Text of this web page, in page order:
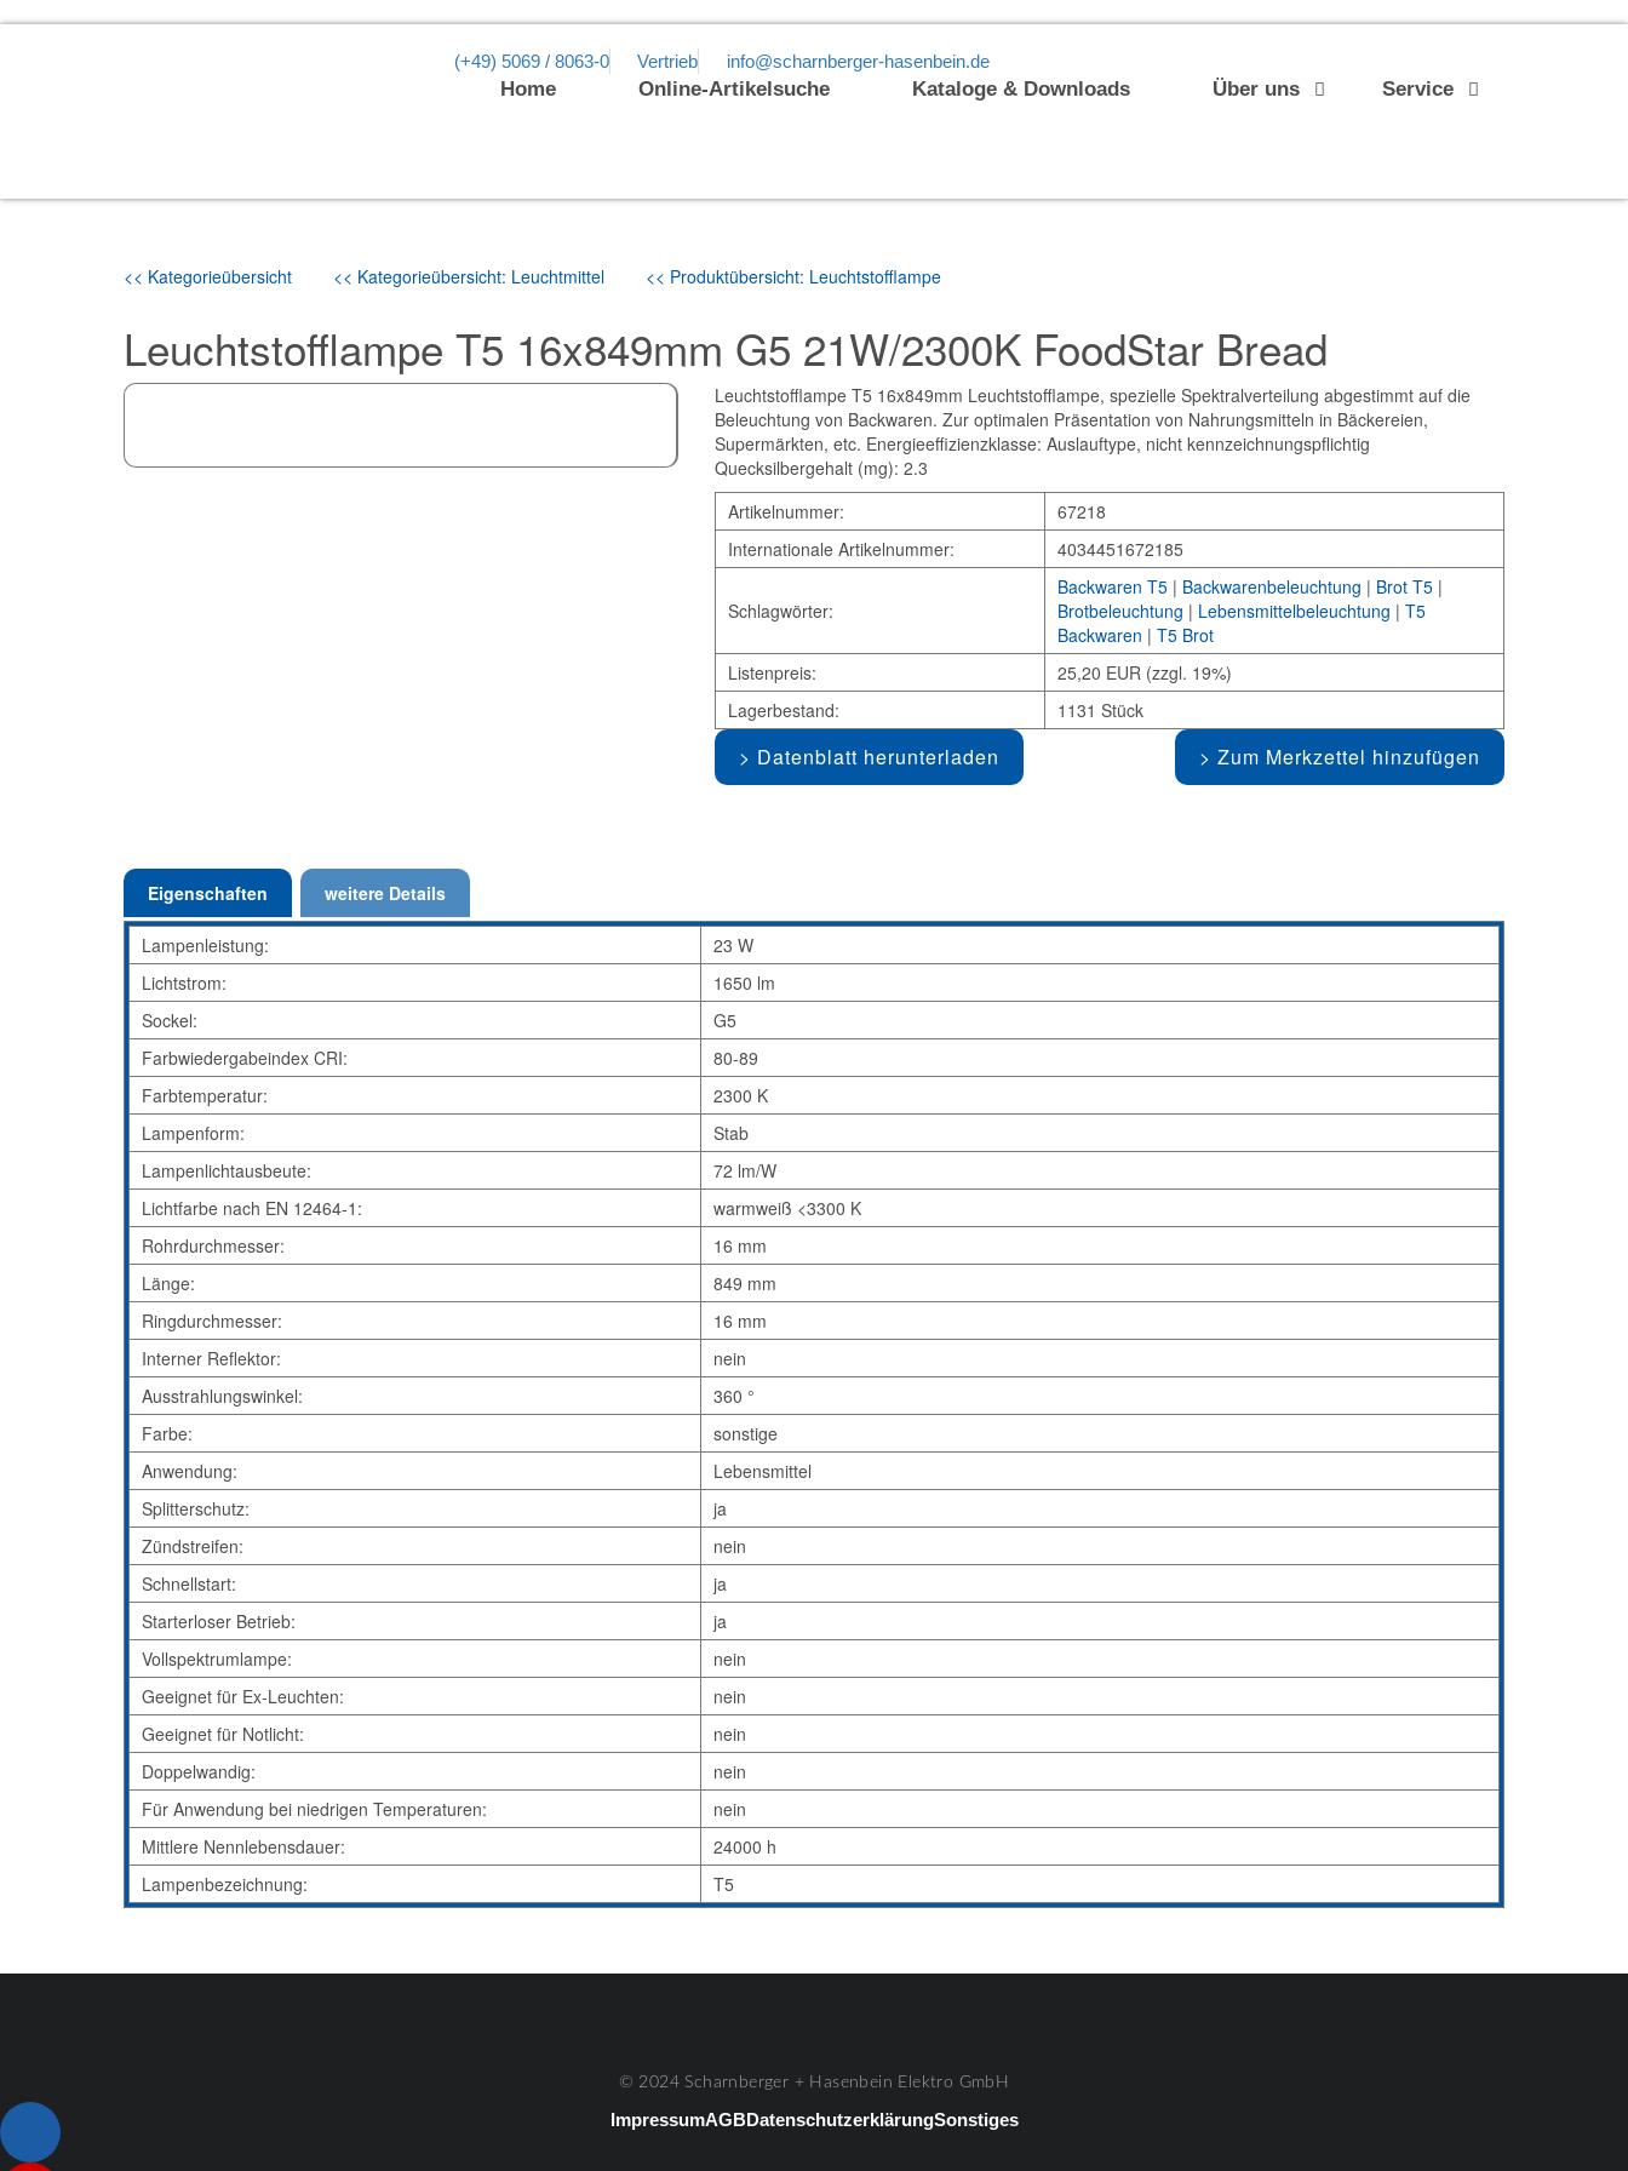
(+49) 5069 / 8063-0 Vertrieb info@scharnberger-hasenbein.de
Home Online-Artikelsuche Kataloge & Downloads Über uns Service
<< Kategorieübersicht << Kategorieübersicht: Leuchtmittel << Produktübersicht: Leuchtstofflampe
Leuchtstofflampe T5 16x849mm G5 21W/2300K FoodStar Bread
Leuchtstofflampe T5 16x849mm Leuchtstofflampe, spezielle Spektralverteilung abgestimmt auf die
Beleuchtung von Backwaren. Zur optimalen Präsentation von Nahrungsmitteln in Bäckereien,
Supermärkten, etc. Energieeffizienzklasse: Auslauftype, nicht kennzeichnungspflichtig
Quecksilbergehalt (mg): 2.3
Artikelnummer:
67218
Internationale Artikelnummer:
4034451672185
Schlagwörter:
Backwaren T5| Backwarenbeleuchtung | Brot T5|
Brotbeleuchtung | Lebensmittelbeleuchtung | T5
Backwaren | T5 Brot
Listenpreis:
25,20 EUR (zzgl. 19%)
Lagerbestand:
1131 Stück
Datenblatt herunterladen Zum Merkzettel hinzufügen
Eigenschaften weitere Details
Lampenleistung:
23 W
Lichtstrom:
1650 lm
Sockel:
G5
Farbwiedergabeindex CRI:
80-89
Farbtemperatur:
2300 K
Lampenform:
Stab
Lampenlichtausbeute:
72 lm/W
Lichtfarbe nach EN 12464-1:
warmweiß <3300 K
Rohrdurchmesser:
16 mm
Länge:
849 mm
Ringdurchmesser:
16 mm
Interner Reflektor:
nein
Ausstrahlungswinkel:
360 °
Farbe:
sonstige
Anwendung:
Lebensmittel
Splitterschutz:
ja
Zündstreifen:
nein
Schnellstart:
ja
Starterloser Betrieb:
ja
Vollspektrumlampe:
nein
Geeignet für Ex-Leuchten:
nein
Geeignet für Notlicht:
nein
Doppelwandig:
nein
Für Anwendung bei niedrigen Temperaturen:
nein
Mittlere Nennlebensdauer:
24000 h
Lampenbezeichnung:
T5
© 2024 Scharnberger + Hasenbein Elektro GmbH
ImpressumAGBDatenschutzerklärungSonstiges